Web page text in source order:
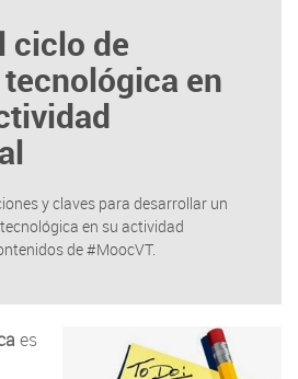
ciclo de
en
y claves para desarrollar un
en su actividad
de #MoocVT.
es